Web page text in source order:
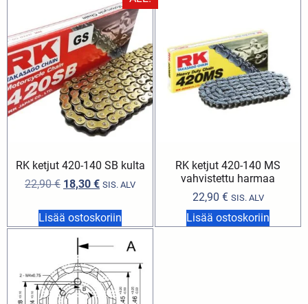
RK ketjut 420-140 SB kulta
22,90€ 18,30 € SIS. ALV
Lisää ostoskoriin
RK ketjut 420-140 MS
vahvistettu harmaa
22,90 € SIS. ALV
Lisää ostoskoriin